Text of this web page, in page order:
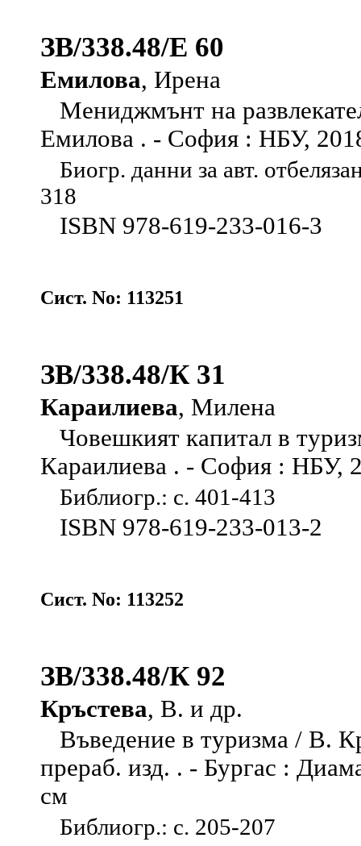
ЗВ/338.48/Е 60
Емилова, Ирена
Мениджмънт на
Емилова . - София : НБУ,
Биогр. данни за авт.
318
ISBN 978-619-233-016-3
Сист. No: 113251
ЗВ/338.48/К 31
Караилиева, Милена
Човешкият капитал в
Караилиева . - София : НБУ,
Библиогр.: с. 401-413
ISBN 978-619-233-013-2
Сист. No: 113252
ЗВ/338.48/К 92
Кръстева, В. и др.
Въведение в туризма / В.
прераб. изд. . - Бургас :
см
Библиогр.: с. 205-207